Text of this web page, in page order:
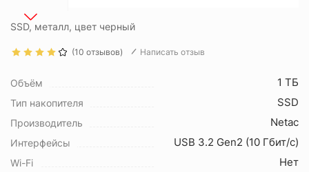
SSD, металл, цвет черный
(10 отзывов) Написать отзыв
Объём 1 ТБ
Тип накопителя SSD
Производитель Netac
Интерфейсы USB 3.2 Gen2 (10 Гбит/с)
Wi-Fi Нет